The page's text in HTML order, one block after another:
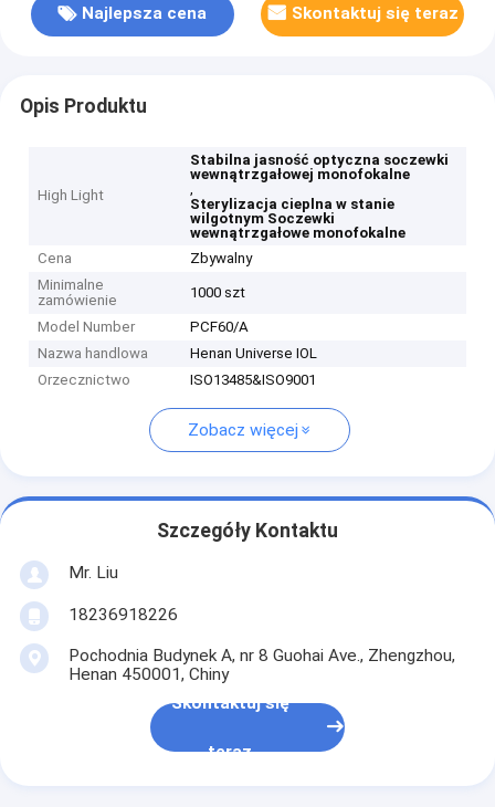
Najlepsza cena Skontaktuj się teraz
Opis Produktu
High Light
Stabilna jasność optyczna soczewki
wewnątrzgałowej monofokalne
,
Sterylizacja cieplna w stanie
wilgotnym Soczewki
wewnątrzgałowe monofokalne
Cena
Zbywalny
Minimalne
zamówienie
1000 szt
Model Number
PCF60/A
Nazwa handlowa
Henan Universe IOL
Orzecznictwo
ISO13485&ISO9001
Zobacz więcej
Szczegóły Kontaktu
Mr. Liu
18236918226
Pochodnia Budynek A, nr 8 Guohai Ave., Zhengzhou,
Henan 450001, Chiny
Skontaktuj się
teraz